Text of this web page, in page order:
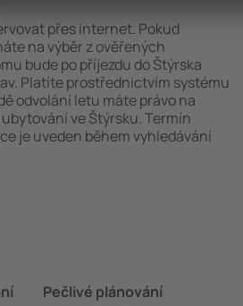
přes internet. Pokud
na výběr z ověřených
bude po příjezdu do Štýrska
Platíte prostřednictvím systému
odvolání letu máte právo na
ve Štýrsku. Termín
je uveden během vyhledávání
Pečlivé plánování